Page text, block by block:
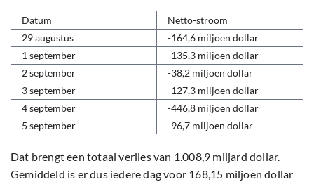
Datum
Netto-stroom
29 augustus
-164,6 miljoen dollar
1 september
-135,3 miljoen dollar
2 september
-38,2 miljoen dollar
3 september
-127,3 miljoen dollar
4 september
-446,8 miljoen dollar
5 september
-96,7 miljoen dollar
Dat brengt een totaal verlies van 1.008,9 miljard dollar.
Gemiddeld is er dus iedere dag voor 168,15 miljoen dollar